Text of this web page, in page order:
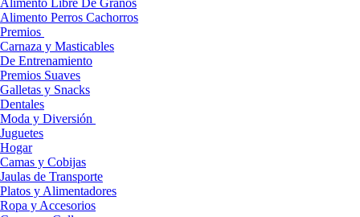
Alimento Libre De Granos
Alimento Perros Cachorros
Premios
Carnaza y Masticables
De Entrenamiento
Premios Suaves
Galletas y Snacks
Dentales
Moda y Diversión
Juguetes
Hogar
Camas y Cobijas
Jaulas de Transporte
Platos y Alimentadores
Ropa y Accesorios